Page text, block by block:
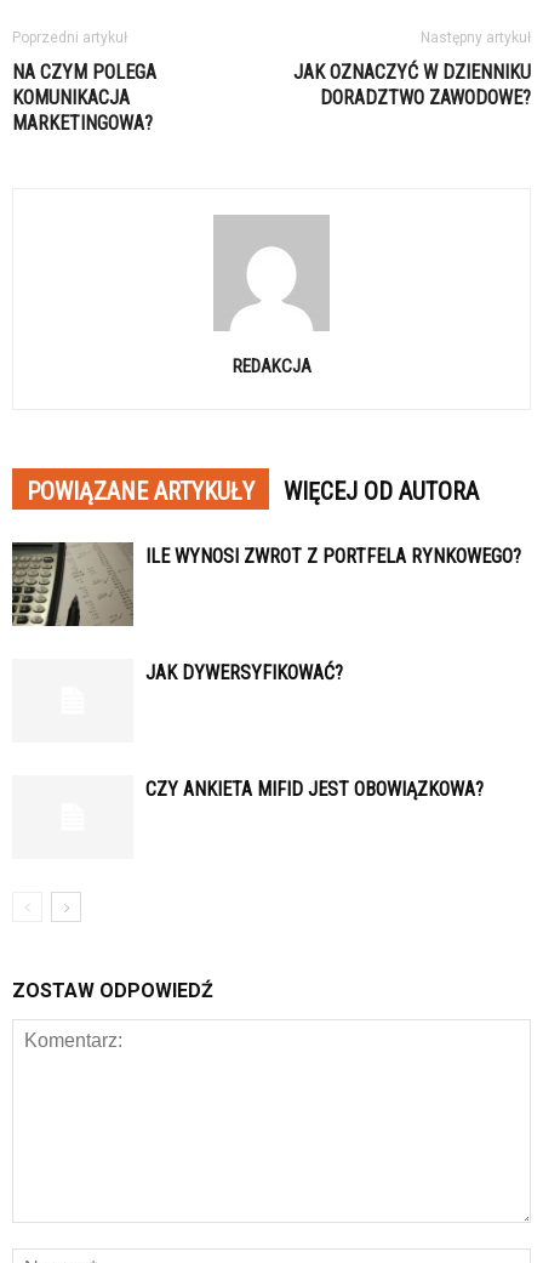
Poprzedni artykuł
NA CZYM POLEGA
KOMUNIKACJA
MARKETINGOWA?
Następny artykuł
JAK OZNACZYĆ W DZIENNIKU
DORADZTWO ZAWODOWE?
REDAKCJA
POWIĄZANE ARTYKUŁY WIĘCEJ OD AUTORA
ILE WYNOSI ZWROT Z PORTFELA RYNKOWEGO?
JAK DYWERSYFIKOWAĆ?
CZY ANKIETA MIFID JEST OBOWIĄZKOWA?
ZOSTAW ODPOWIEDŹ